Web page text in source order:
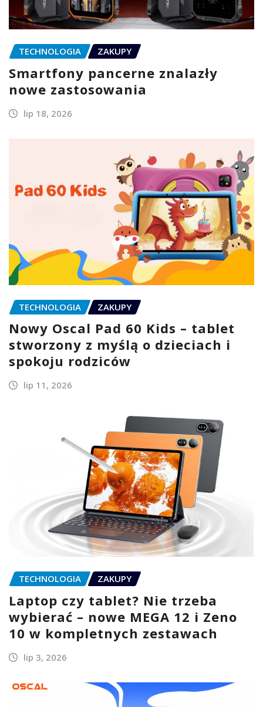
TECHNOLOGIA ZAKUPY
Smartfony pancerne znalazły
nowe zastosowania
lip 18, 2026
TECHNOLOGIA ZAKUPY
Nowy Oscal Pad 60 Kids – tablet
stworzony z myślą o dzieciach i
spokoju rodziców
lip 11, 2026
TECHNOLOGIA ZAKUPY
Laptop czy tablet? Nie trzeba
wybierać – nowe MEGA 12 i Zeno
10 w kompletnych zestawach
lip 3, 2026